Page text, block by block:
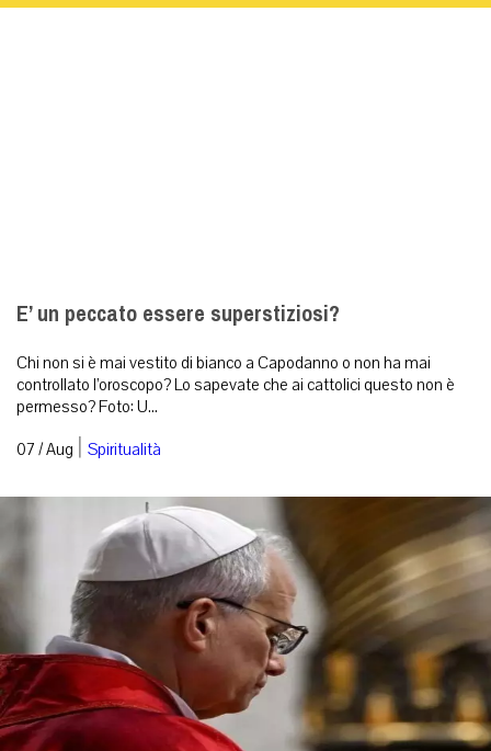
E’ un peccato essere superstiziosi?
Chi non si è mai vestito di bianco a Capodanno o non ha mai
controllato l’oroscopo? Lo sapevate che ai cattolici questo non è
permesso? Foto: U...
07 / Aug | Spiritualità